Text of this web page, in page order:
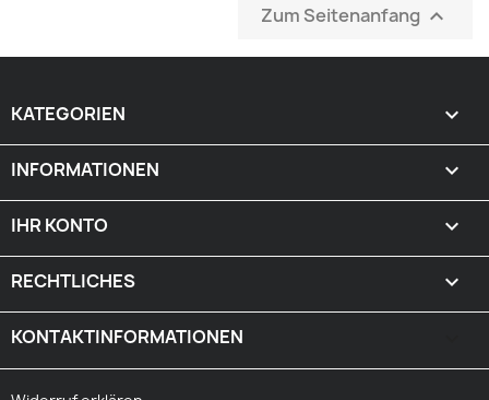
Zum Seitenanfang 
KATEGORIEN 
INFORMATIONEN 
IHR KONTO 
RECHTLICHES 
KONTAKTINFORMATIONEN